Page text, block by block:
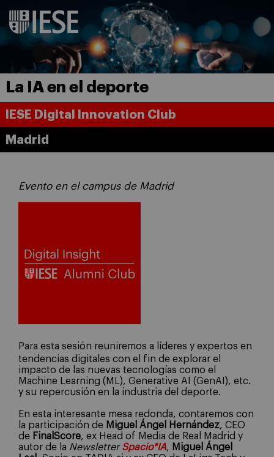
La IA en el deporte
IESE Digital Innovation Club
Madrid
Evento en el campus de Madrid
Para esta sesión reuniremos a líderes y expertos en
tendencias digitales con el fin de explorar el
impacto de las nuevas tecnologías como el
Machine Learning (ML), Generative AI (GenAI), etc.
y su repercusión en la industria del deporte.
En esta interesante mesa redonda, contaremos con
la participación de Miguel Ángel Hernández, CEO
de FinalScore, ex Head of Media de Real Madrid y
autor de la NewsletterSpacio*IA, Miguel Ángel